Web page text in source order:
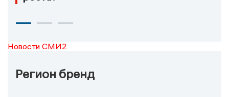
Новости СМИ2
Регион бренд